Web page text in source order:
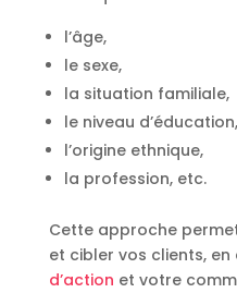
l’âge,
le sexe,
la situation familiale,
le niveau d’éducation,
l’origine ethnique,
la profession, etc.
Cette approche
et cibler vos clients,
d’action et votre